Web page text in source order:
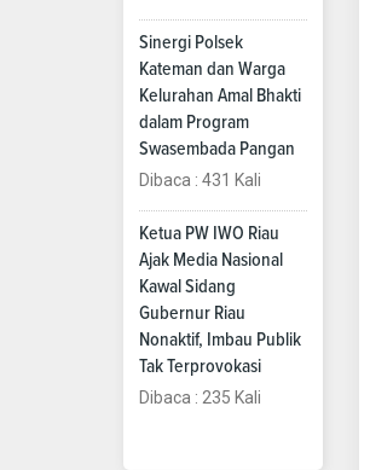
Sinergi Polsek
Kateman dan Warga
Kelurahan Amal Bhakti
dalam Program
Swasembada Pangan
Dibaca : 431 Kali
Ketua PW IWO Riau
Ajak Media Nasional
Kawal Sidang
Gubernur Riau
Nonaktif, Imbau Publik
Tak Terprovokasi
Dibaca : 235 Kali